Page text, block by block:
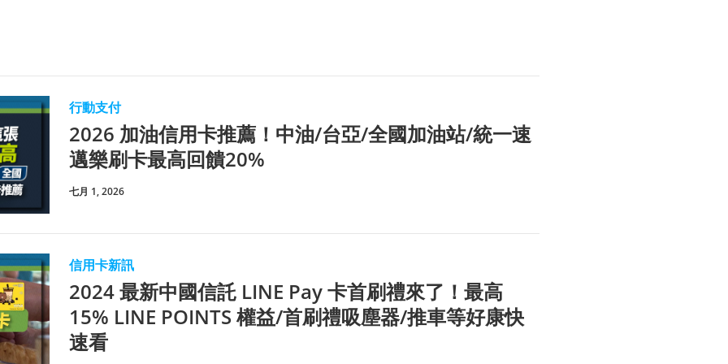
行動支付
2026 加油信用卡推薦！中油/台亞/全國加油站/統一速
邁樂刷卡最高回饋20%
七月 1, 2026
信用卡新訊
2024 最新中國信託 LINE Pay 卡首刷禮來了！最高
15% LINE POINTS 權益/首刷禮吸塵器/推車等好康快
速看